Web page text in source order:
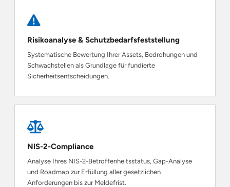
Risikoanalyse & Schutzbedarfsfeststellung
Systematische Bewertung Ihrer Assets, Bedrohungen und
Schwachstellen als Grundlage für fundierte
Sicherheitsentscheidungen.
NIS-2-Compliance
Analyse Ihres NIS-2-Betroffenheitsstatus, Gap-Analyse
und Roadmap zur Erfüllung aller gesetzlichen
Anforderungen bis zur Meldefrist.